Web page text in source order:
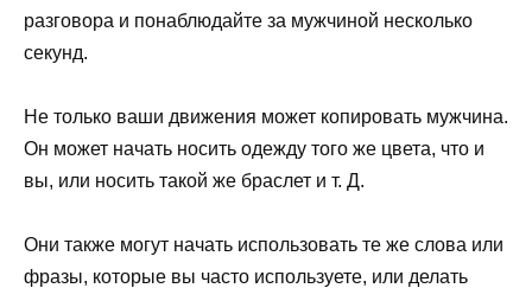
разговора и понаблюдайте за мужчиной несколько
секунд.
Не только ваши движения может копировать мужчина.
Он может начать носить одежду того же цвета, что и
вы, или носить такой же браслет и т. Д.
Они также могут начать использовать те же слова или
фразы, которые вы часто используете, или делать